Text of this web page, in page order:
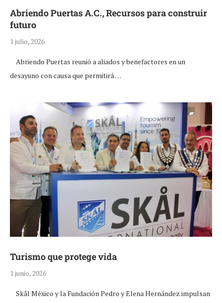
Abriendo Puertas A.C., Recursos para construir
futuro
1 julio, 2026
Abriendo Puertas reunió a aliados y benefactores en un
desayuno con causa que permitirá …
Turismo que protege vida
1 junio, 2026
Skål México y la Fundación Pedro y Elena Hernández impulsan